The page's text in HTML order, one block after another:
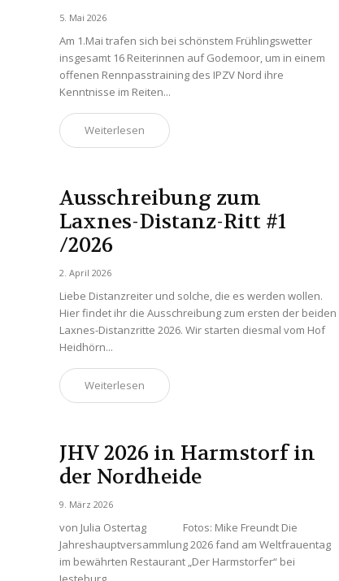
5. Mai 2026
Am 1.Mai trafen sich bei schönstem Frühlingswetter
insgesamt 16 Reiterinnen auf Godemoor, um in einem
offenen Rennpasstraining des IPZV Nord ihre
Kenntnisse im Reiten...
Weiterlesen
Ausschreibung zum
Laxnes-Distanz-Ritt #1
/2026
2. April 2026
Liebe Distanzreiter und solche, die es werden wollen.
Hier findet ihr die Ausschreibung zum ersten der beiden
Laxnes-Distanzritte 2026. Wir starten diesmal vom Hof
Heidhörn...
Weiterlesen
JHV 2026 in Harmstorf in
der Nordheide
9. März 2026
von Julia Ostertag Fotos: Mike Freundt Die
Jahreshauptversammlung 2026 fand am Weltfrauentag
im bewährten Restaurant „Der Harmstorfer“ bei